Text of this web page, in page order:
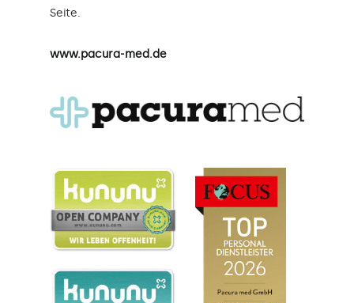
Seite.
www.pacura-med.de